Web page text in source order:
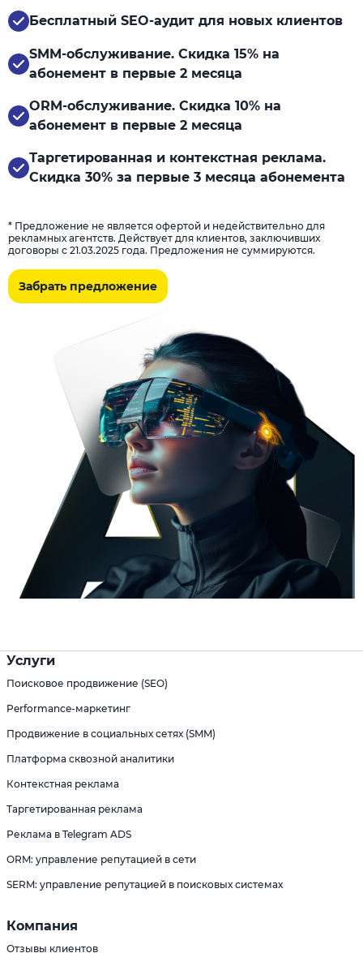
Бесплатный SEO-аудит для новых клиентов
SMM-обслуживание. Скидка 15% на
абонемент в первые 2 месяца
ORM-обслуживание. Скидка 10% на
абонемент в первые 2 месяца
Таргетированная и контекстная реклама.
Скидка 30% за первые 3 месяца абонемента
* Предложение не является офертой и недействительно для
рекламных агентств. Действует для клиентов, заключивших
договоры с 21.03.2025 года. Предложения не суммируются.
Забрать предложение
Услуги
Поисковое продвижение (SEO)
Performance-маркетинг
Продвижение в социальных сетях (SMM)
Платформа сквозной аналитики
Контекстная реклама
Таргетированная реклама
Реклама в Telegram ADS
ORM: управление репутацией в сети
SERM: управление репутацией в поисковых системах
Компания
Отзывы клиентов